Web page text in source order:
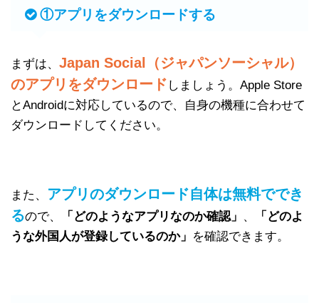
①アプリをダウンロードする
まずは、 Japan Social（ジャパンソーシャル）
のアプリをダウンロード しましょう。Apple Store
とAndroidに対応しているので、自身の機種に合わせて
ダウンロードしてください。
また、
アプリのダウンロード自体は無料ででき
るので、 「どのようなアプリなのか確認」 、
「どのよ
うな外国人が登録しているのか」 を確認できます。